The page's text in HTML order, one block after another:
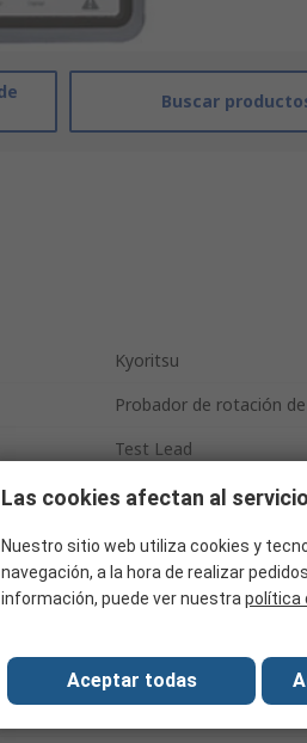
Buscar
Kyoritsu
Probador de rotación
Test Lead
CAT III 600V
350g
40mm
DIN EN ISO 6789-2:2017
Las cookies afectan al
Nuestro sitio web utiliza cookies y
navegación, a la hora de realizar
información, puede ver nuestra política
Aceptar todas